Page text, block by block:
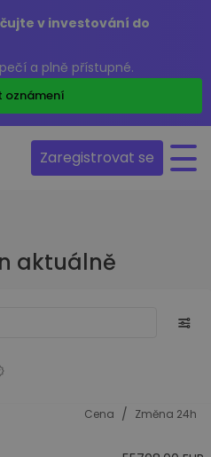
v investování do
a plně přístupné.
oznámení
Zaregistrovat se
aktuálně
Cena / Změna 24h